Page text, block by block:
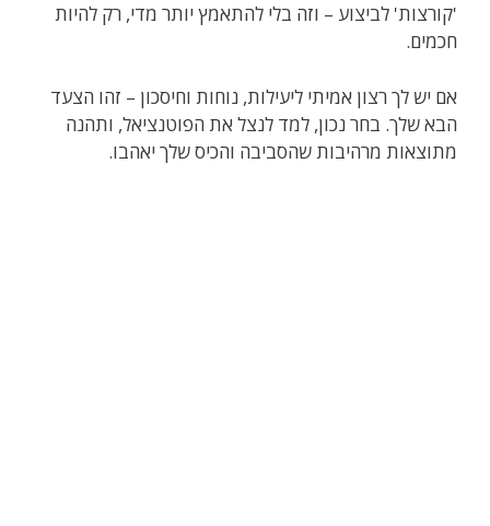
'קורצות' לביצוע – וזה בלי להתאמץ יותר מדי, רק להיות
חכמים.
אם יש לך רצון אמיתי ליעילות, נוחות וחיסכון – זהו הצעד
הבא שלך. בחר נכון, למד לנצל את הפוטנציאל, ותהנה
מתוצאות מרהיבות שהסביבה והכיס שלך יאהבו.